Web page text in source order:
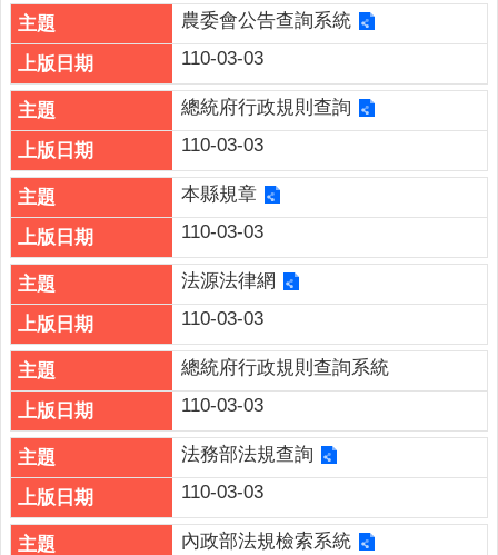
政
園
地
網
站
導
覽
檢
索
查
詢
相
關
連
結
English
回
首
農委會公告查詢系統
110-03-03
總統府行政規則查詢
110-03-03
本縣規章
110-03-03
法源法律網
110-03-03
總統府行政規則查詢系統
110-03-03
法務部法規查詢
110-03-03
內政部法規檢索系統